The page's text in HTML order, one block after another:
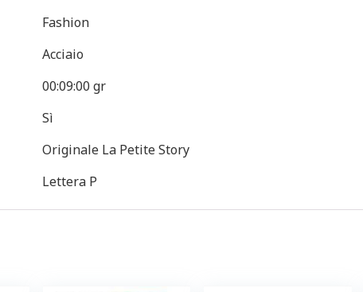
Fashion
Acciaio
00:09:00 gr
Sì
Originale La Petite Story
Lettera P